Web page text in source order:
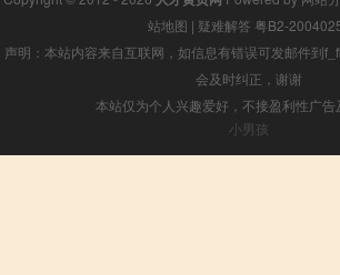
站地图 | 疑难解答 粤B2-
声明：本站内容来自互联网，如信息有错误可发邮件到
会及时纠正，谢谢
本站仅为个人兴趣爱好，不接盈利性广告
小男孩